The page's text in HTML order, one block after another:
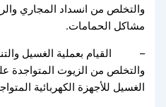
والتخلص من انسداد المجاري
مشاكل الحمامات.
– القيام بعملية الغسيل
والتخلص من الزيوت المتواجدة
الغسيل للأجهزة الكهربائية